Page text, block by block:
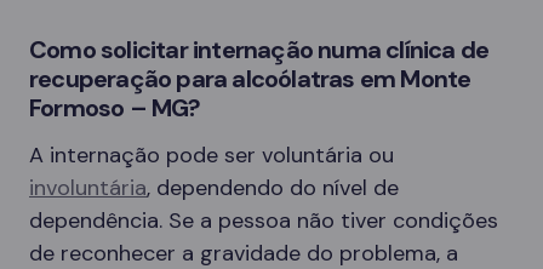
Como solicitar internação numa clínica de
recuperação para alcoólatras em Monte
Formoso – MG?
A internação pode ser voluntária ou
involuntária, dependendo do nível de
dependência. Se a pessoa não tiver condições
de reconhecer a gravidade do problema, a